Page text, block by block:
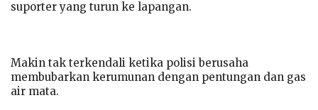
suporter yang turun ke lapangan.
Makin tak terkendali ketika polisi berusaha
membubarkan kerumunan dengan pentungan dan gas
air mata.